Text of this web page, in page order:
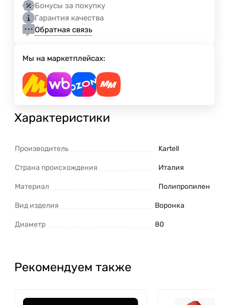
Бонусы за покупку
Гарантия качества
Обратная связь
Мы на маркетплейсах:
Характеристики
Производитель Kartell
Страна происхождения Италия
Материал Полипропилен
Вид изделия Воронка
Диаметр 80
Рекомендуем также